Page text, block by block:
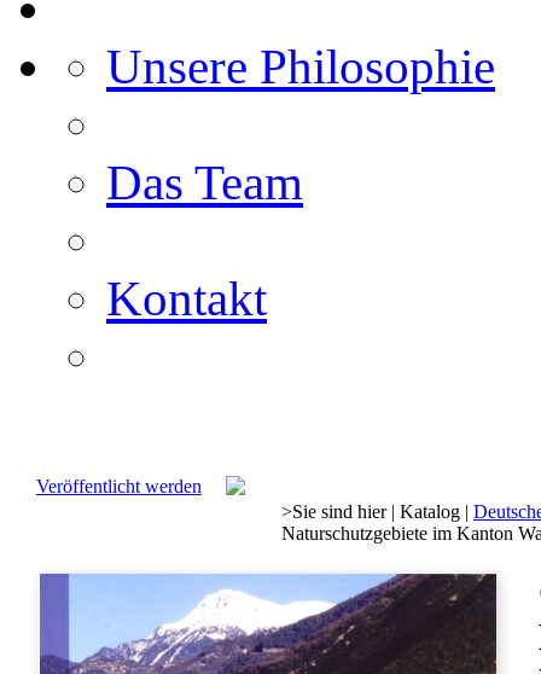
Unsere Philosophie
Das Team
Kontakt
Veröffentlicht werden
>Sie sind hier| Katalog |
Naturschutzgebiete im Kanton